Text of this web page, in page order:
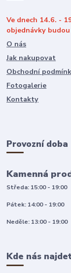
Ve dnech 14.6. -
objednávky
O nás
Jak nakupovat
Obchodní
Fotogalerie
Kontakty
Provozní doba
Kamenná
Středa: 15:00 - 19:00
Pátek: 14:00 - 19:00
Neděle: 13:00 - 19:00
Kde nás